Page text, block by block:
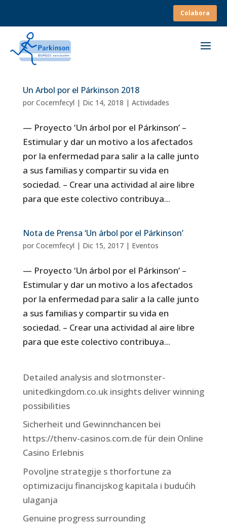
Colabora
Un Arbol por el Párkinson 2018
por Cocemfecyl | Dic 14, 2018 | Actividades
— Proyecto ‘Un árbol por el Párkinson’ –
Estimular y dar un motivo a los afectados
por la enfermedad para salir a la calle junto
a sus familias y compartir su vida en
sociedad. – Crear una actividad al aire libre
para que este colectivo contribuya...
Nota de Prensa ‘Un árbol por el Párkinson’
por Cocemfecyl | Dic 15, 2017| Eventos
— Proyecto ‘Un árbol por el Párkinson’ –
Estimular y dar un motivo a los afectados
por la enfermedad para salir a la calle junto
a sus familias y compartir su vida en
sociedad. – Crear una actividad al aire libre
para que este colectivo contribuya...
Detailed analysis and slotmonster-
unitedkingdom.co.uk insights deliver winning
possibilities
Sicherheit und Gewinnchancen bei
https://thenv-casinos.com.de für dein Online
Casino Erlebnis
Povoljne strategije s thorfortune za
optimizaciju financijskog kapitala i budućih
ulaganja
Genuine progress surrounding